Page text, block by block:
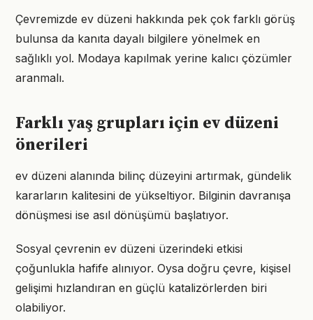
Çevremizde ev düzeni hakkında pek çok farklı görüş
bulunsa da kanıta dayalı bilgilere yönelmek en
sağlıklı yol. Modaya kapılmak yerine kalıcı çözümler
aranmalı.
Farklı yaş grupları için ev düzeni
önerileri
ev düzeni alanında bilinç düzeyini artırmak, gündelik
kararların kalitesini de yükseltiyor. Bilginin davranışa
dönüşmesi ise asıl dönüşümü başlatıyor.
Sosyal çevrenin ev düzeni üzerindeki etkisi
çoğunlukla hafife alınıyor. Oysa doğru çevre, kişisel
gelişimi hızlandıran en güçlü katalizörlerden biri
olabiliyor.